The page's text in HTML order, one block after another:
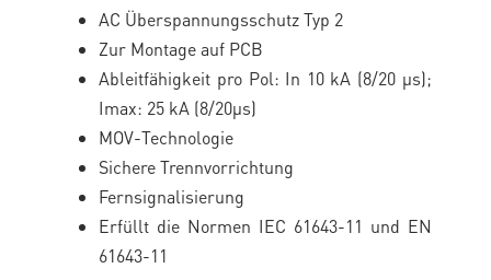
AC Überspannungsschutz Typ 2
Zur Montage auf PCB
Ableitfähigkeit pro Pol: In 10 kA (8/20 μs);
Imax: 25 kA (8/20µs)
MOV-Technologie
Sichere Trennvorrichtung
Fernsignalisierung
Erfüllt die Normen IEC 61643-11 und EN
61643-11